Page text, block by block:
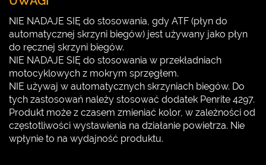
NIE NADAJE SIĘ do stosowania, gdy ATF (płyn do
automatycznej skrzyni biegów) jest używany jako płyn
do ręcznej skrzyni biegów.
NIE NADAJE SIĘ do stosowania w przekładniach
motocyklowych z mokrym sprzęgłem.
NIE używaj w automatycznych skrzyniach biegów. Do
tych zastosowań należy stosować dodatek Penrite 4297.
Produkt może z czasem zmieniać kolor, w zależności od
częstotliwości wystawienia na działanie powietrza. Nie
wpłynie to na wydajność produktu.